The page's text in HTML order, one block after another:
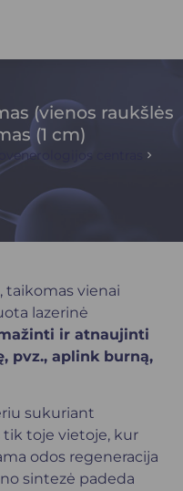
(vienos raukšlės
(1 cm)
centras
taikomas vienai
lazerinė
ir atnaujinti
pvz., aplink burną,
sukuriant
toje vietoje, kur
odos regeneracija
sintezė padeda